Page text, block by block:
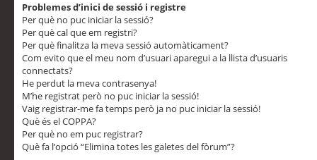
Problemes d’inici de sessió i registre
Per què no puc iniciar la sessió?
Per què cal que em registri?
Per què finalitza la meva sessió automàticament?
Com evito que el meu nom d’usuari aparegui a la llista d’usuaris
connectats?
He perdut la meva contrasenya!
M’he registrat però no puc iniciar la sessió!
Vaig registrar-me fa temps però ja no puc iniciar la sessió!
Què és el COPPA?
Per què no em puc registrar?
Què fa l’opció “Elimina totes les galetes del fòrum”?